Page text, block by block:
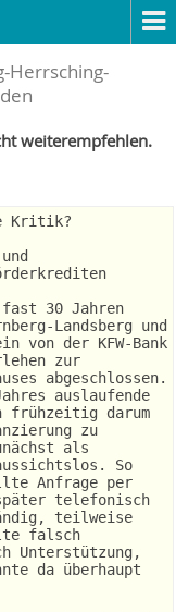
Herrsching-
weiterempfehlen.
Kritik?
30 Jahren
Landsberg und
von der KFW-Bank
zur
abgeschlossen.
auslaufende
frühzeitig darum
zu
als
So
Anfrage per
telefonisch
teilweise
falsch
Unterstützung,
da überhaupt